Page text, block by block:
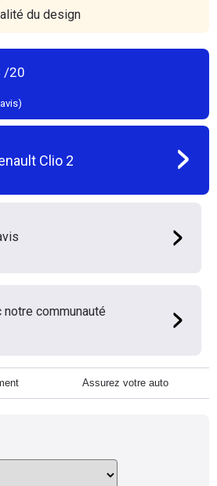
du design
/20
Clio 2
notre communauté
Assurez votre auto